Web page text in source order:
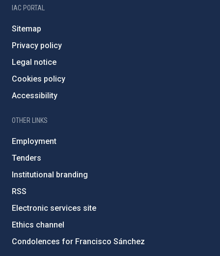
IAC PORTAL
Sitemap
Privacy policy
Legal notice
Cookies policy
Accessibility
OTHER LINKS
Employment
Tenders
Institutional branding
RSS
Electronic services site
Ethics channel
Condolences for Francisco Sánchez